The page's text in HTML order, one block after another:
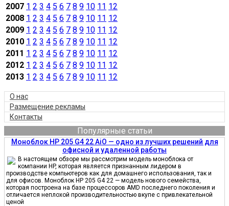
2007 1 2 3 4 5 6 7 8 9 10 11 12
2008 1 2 3 4 5 6 7 8 9 10 11 12
2009 1 2 3 4 5 6 7 8 9 10 11 12
2010 1 2 3 4 5 6 7 8 9 10 11 12
2011 1 2 3 4 5 6 7 8 9 10 11 12
2012 1 2 3 4 5 6 7 8 9 10 11 12
2013 1 2 3 4 5 6 7 8 9 10 11 12
О нас
Размещение рекламы
Контакты
Популярные статьи
Моноблок HP 205 G4 22 AiO — одно из лучших решений для
офисной и удаленной работы
В настоящем обзоре мы рассмотрим модель моноблока от
компании HP, которая является признанным лидером в
производстве компьютеров как для домашнего использования, так и
для офисов. Моноблок HP 205 G4 22 — модель нового семейства,
которая построена на базе процессоров AMD последнего поколения и
отличается неплохой производительностью вкупе с привлекательной
ценой